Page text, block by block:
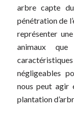
arbre capte
pénétration de
représenter
animaux
négligeables
nous peut agir
plantation